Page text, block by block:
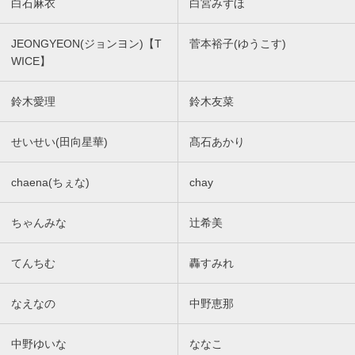
白石麻衣 白宮みずほ
JEONGYEON(ジョンヨン)【T
WICE】
菅本裕子(ゆうこす)
鈴木愛理 鈴木友菜
せいせい(田向星華) 髙石あかり
chaena(ちぇな) chay
ちゃんみな 辻希美
てんちむ 轟すみれ
なえなの 中野恵那
中野ゆいな ななこ